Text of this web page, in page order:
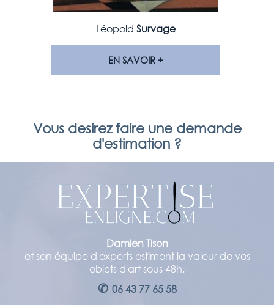
Léopold Survage
EN SAVOIR +
Vous desirez faire une demande
d'estimation ?
Damien Tison
et son équipe d'experts estiment la valeur de vos
objets d'art sous 48h.
✆ 06 43 77 65 58